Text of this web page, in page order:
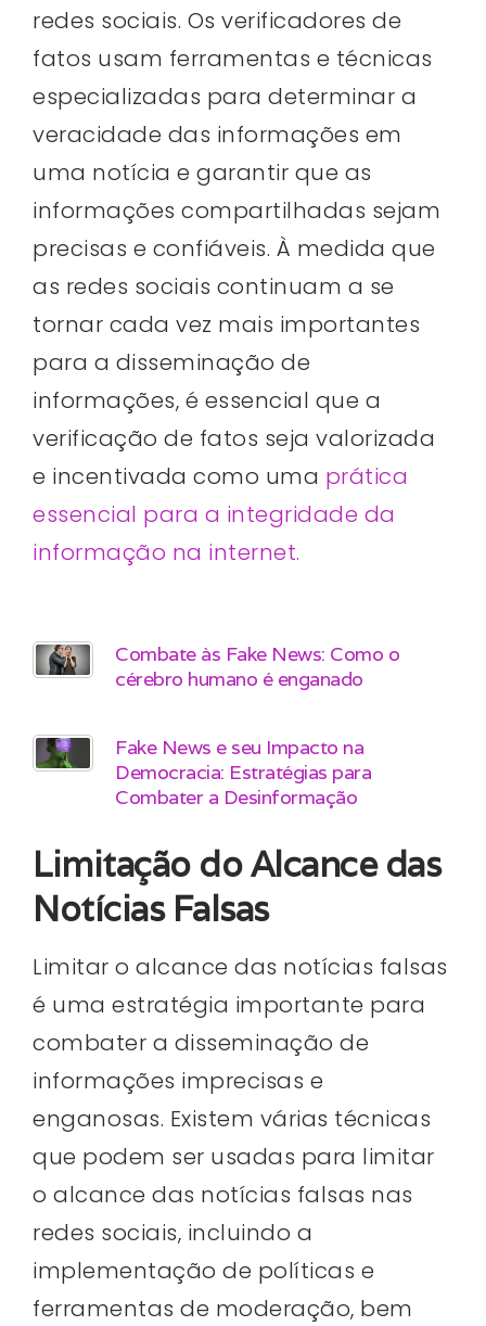
redes sociais. Os verificadores de
fatos usam ferramentas e técnicas
especializadas para determinar a
veracidade das informações em
uma notícia e garantir que as
informações compartilhadas sejam
precisas e confiáveis. À medida que
as redes sociais continuam a se
tornar cada vez mais importantes
para a disseminação de
informações, é essencial que a
verificação de fatos seja valorizada
e incentivada como uma prática
essencial para a integridade da
informação na internet.
Combate às Fake News: Como o
cérebro humano é enganado
Fake News e seu Impacto na
Democracia: Estratégias para
Combater a Desinformação
Limitação do Alcance das
Notícias Falsas
Limitar o alcance das notícias falsas
é uma estratégia importante para
combater a disseminação de
informações imprecisas e
enganosas. Existem várias técnicas
que podem ser usadas para limitar
o alcance das notícias falsas nas
redes sociais, incluindo a
implementação de políticas e
ferramentas de moderação, bem